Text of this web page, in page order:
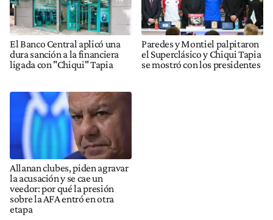
El Banco Central aplicó una
dura sanción a la financiera
ligada con "Chiqui" Tapia
Paredes y Montiel palpitaron
el Superclásico y Chiqui Tapia
se mostró con los presidentes
Allanan clubes, piden agravar
la acusación y se cae un
veedor: por qué la presión
sobre la AFA entró en otra
etapa